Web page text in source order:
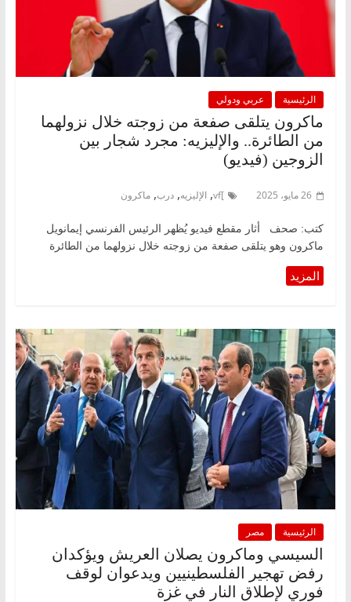
الرئيسية عربي ودولي
ماكرون يتلقى صفعة من زوجته خلال نزولهما
من الطائرة.. والإليزيه: مجرد شجار بين
الزوجين (فيديو)
26 مايو، 2025 ]vf
, الإليزيه, درب, ماكرون
كتب: صحف أثار مقطع فيديو يُظهر الرئيس الفرنسي إيمانويل
ماكرون وهو يتلقى صفعة من زوجته خلال نزولهما من الطائرة
الرئيسية مصر
السيسي وماكرون يصلان العريش ويؤكدان
رفض تهجير الفلسطينيين ويدعوان لوقف
فوري لإطلاق النار في غزة